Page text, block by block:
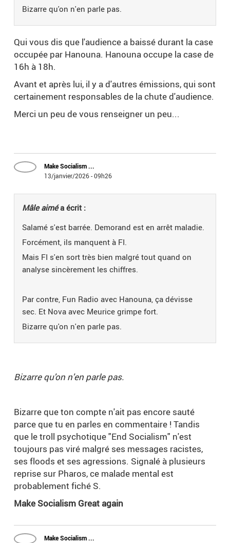
Bizarre qu'on n'en parle pas.
Qui vous dis que l'audience a baissé durant la case
occupée par Hanouna. Hanouna occupe la case de
16h à 18h.
Avant et après lui, il y a d'autres émissions, qui sont
certainement responsables de la chute d'audience.
Merci un peu de vous renseigner un peu...
Make Socialism ...
13/janvier/2026 - 09h26
Mâle aiméa écrit :
Salamé s'est barrée. Demorand est en arrêt maladie.
Forcément, ils manquent à FI.
Mais FI s'en sort très bien malgré tout quand on
analyse sincèrement les chiffres.
Par contre, Fun Radio avec Hanouna, ça dévisse
sec. Et Nova avec Meurice grimpe fort.
Bizarre qu'on n'en parle pas.
Bizarre qu'on n'en parle pas.
Bizarre que ton compte n'ait pas encore sauté
parce que tu en parles en commentaire ! Tandis
que le troll psychotique "End Socialism" n'est
toujours pas viré malgré ses messages racistes,
ses floods et ses agressions. Signalé à plusieurs
reprise sur Pharos, ce malade mental est
probablement fiché S.
Make Socialism Great again
Make Socialism ...